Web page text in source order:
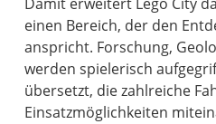
einen Bereich, der den
anspricht. Forschung,
werden spielerisch
übersetzt, die zahlreiche
Einsatzmöglichkeiten